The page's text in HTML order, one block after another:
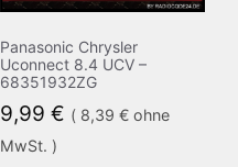
Panasonic Chrysler
Uconnect 8.4 UCV –
68351932ZG
9,99 € ( 8,39 €ohne
MwSt. )